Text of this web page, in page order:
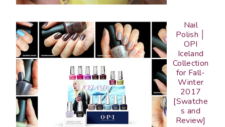
Nail
Polish │
OPI
Iceland
Collection
for Fall-
Winter
2017
[Swatche
s and
Review]